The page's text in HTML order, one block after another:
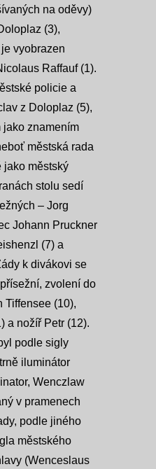
na oděvy)
(3),
vyobrazen
Raffauf (1).
policie a
z Doloplaz (5),
jako znamením
městská rada
jako městský
stolu sedí
– Jorg
Johann Pruckner
(7) a
k divákovi se
zvolení do
Tiffensee (10),
a nožíř Petr (12).
podle sigly
iluminátor
Wenczlaw
v pramenech
podle jiného
městského
(Wenceslaus